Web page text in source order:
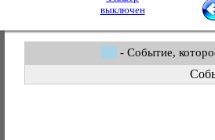
выключен
- Событие,